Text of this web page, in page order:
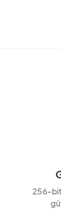
256-bit